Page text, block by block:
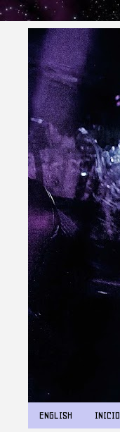
ENGLISH INICIO